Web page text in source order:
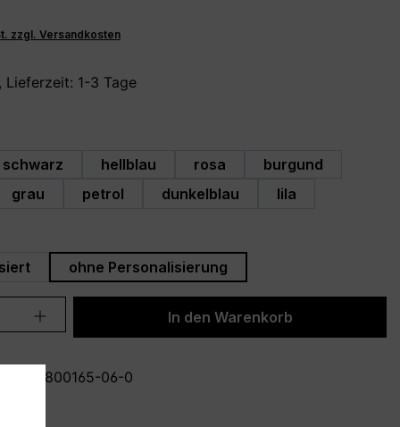
zzgl. Versandkosten
1-3 Tage
schwarz
hellblau rosa
burgund
grau
petrol dunkelblau lila
ohne Personalisierung
Gib den gewünschten Wert
In den Warenkorb
T800165-06-0